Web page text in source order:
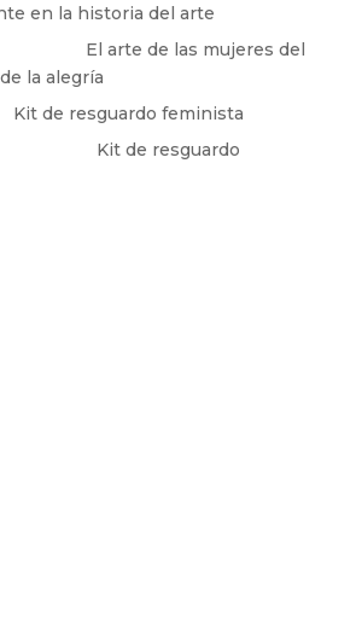
en la historia del arte
El arte de las mujeres del
la alegría
Kit de resguardo feminista
Kit de resguardo